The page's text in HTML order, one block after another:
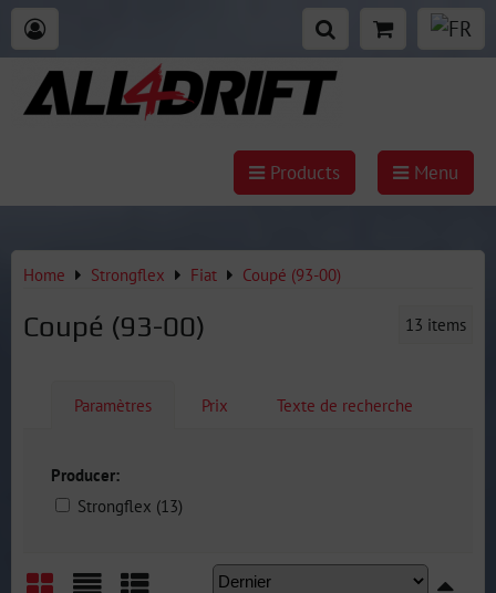
Products Menu
Home Strongflex Fiat Coupé (93-00)
Coupé (93-00) 13 items
Paramètres Prix Texte de recherche
Producer:
Strongflex (13)